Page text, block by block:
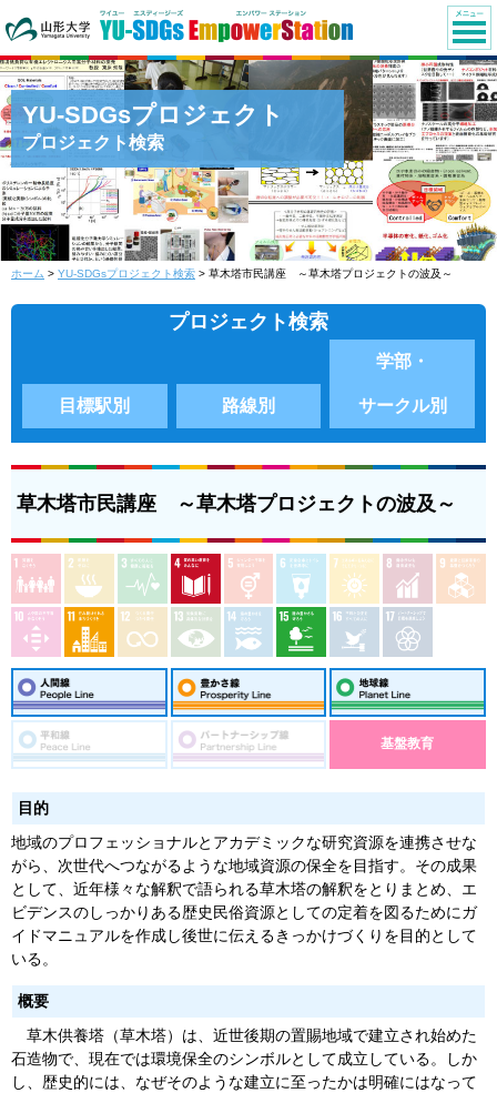
YU-SDGsプロジェクト
プロジェクト検索
ホーム > YU-SDGsプロジェクト検索 > 草木塔市民講座 ～草木塔プロジェクトの波及～
プロジェクト検索
目標駅別 路線別
学部・
サークル別
草木塔市民講座 ～草木塔プロジェクトの波及～
基盤教育
目的
地域のプロフェッショナルとアカデミックな研究資源を連携させな
がら、次世代へつながるような地域資源の保全を目指す。その成果
として、近年様々な解釈で語られる草木塔の解釈をとりまとめ、エ
ビデンスのしっかりある歴史民俗資源としての定着を図るためにガ
イドマニュアルを作成し後世に伝えるきっかけづくりを目的として
いる。
概要
草木供養塔（草木塔）は、近世後期の置賜地域で建立され始めた
石造物で、現在では環境保全のシンボルとして成立している。しか
し、歴史的には、なぜそのような建立に至ったかは明確にはなって